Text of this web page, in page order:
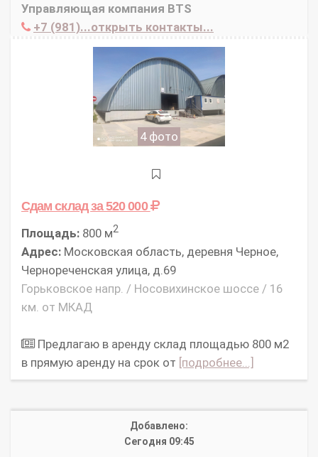
Управляющая компания BTS
+7 (981)...открыть контакты...
4 фото
Сдам складза 520 000
Площадь: 800 м2
Адрес: Московская область, деревня Черное,
Чернореченская улица, д.69
Горьковское напр. / Носовихинское шоссе / 16
км. от МКАД
Предлагаю в аренду склад площадью 800 м2
в прямую аренду на срок от [подробнее...]
Добавлено:
Сегодня 09:45